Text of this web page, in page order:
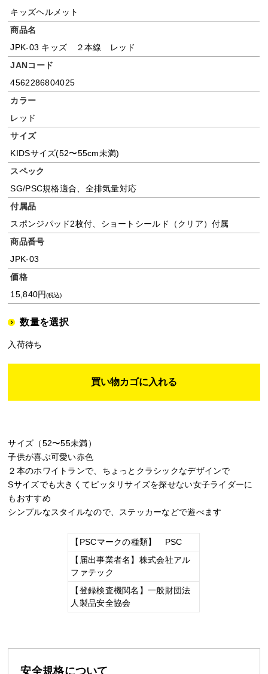
キッズヘルメット
商品名
JPK-03 キッズ ２本線 レッド
JANコード
4562286804025
カラー
レッド
サイズ
KIDSサイズ(52〜55cm未満)
スペック
SG/PSC規格適合、全排気量対応
付属品
スポンジパッド2枚付、ショートシールド（クリア）付属
商品番号
JPK-03
価格
15,840円(税込)
数量を選択
入荷待ち
サイズ（52〜55未満）
子供が喜ぶ可愛い赤色
２本のホワイトランで、ちょっとクラシックなデザインで
Sサイズでも大きくてピッタリサイズを探せない女子ライダーに
もおすすめ
シンプルなスタイルなので、ステッカーなどで遊べます
【PSCマークの種類】 PSC
【届出事業者名】株式会社アル
ファテック
【登録検査機関名】一般財団法
人製品安全協会
安全規格について